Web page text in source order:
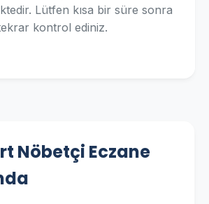
Lütfen kısa bir süre sonra
kontrol ediniz.
Nöbetçi Eczane